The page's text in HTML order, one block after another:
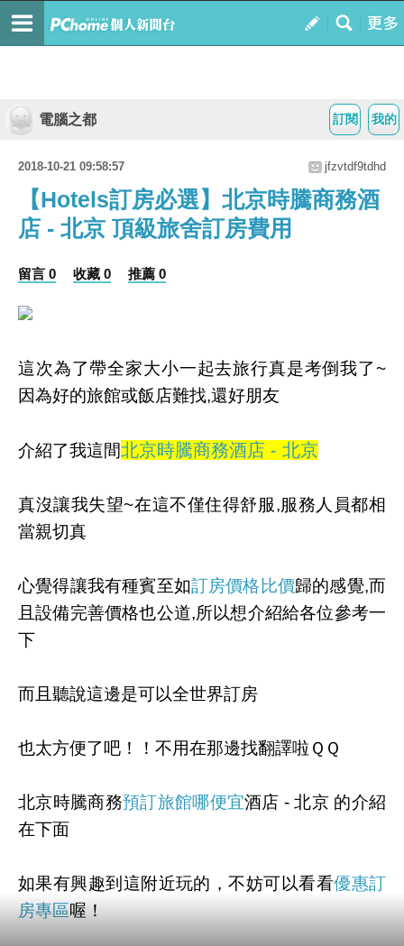
我的
訂閱
電腦之都
2018-10-21 09:58:57 jfzvtdf9tdhd
【Hotels訂房必選】北京時騰商務酒
店 - 北京 頂級旅舍訂房費用
留言 0 收藏 0 推薦 0
這次為了帶全家大小一起去旅行真是考倒我了~
因為好的旅館或飯店難找,還好朋友
介紹了我這間北京時騰商務酒店 - 北京
真沒讓我失望~在這不僅住得舒服,服務人員都相
當親切真
心覺得讓我有種賓至如訂房價格比價歸的感覺,而
且設備完善價格也公道,所以想介紹給各位參考一
下
而且聽說這邊是可以全世界訂房
也太方便了吧！！不用在那邊找翻譯啦ＱＱ
北京時騰商務預訂旅館哪便宜酒店 - 北京 的介紹
在下面
如果有興趣到這附近玩的，不妨可以看看優惠訂
房專區喔！